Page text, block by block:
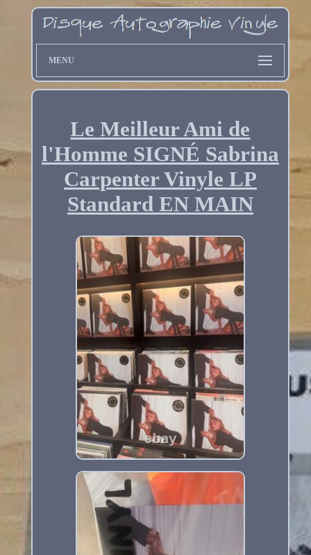
MENU
Le Meilleur Ami de
l'Homme SIGNÉ Sabrina
Carpenter Vinyle LP
Standard EN MAIN